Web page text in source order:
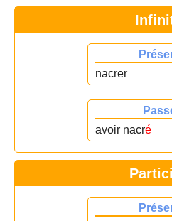
nacrer
avoir nacré